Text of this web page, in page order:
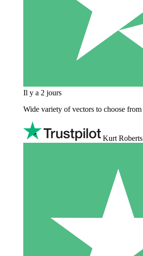
Il y a 2 jours
Wide variety of vectors to choose from
Kurt Roberts